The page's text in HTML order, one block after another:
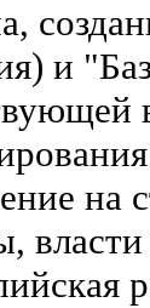
и
на
власти